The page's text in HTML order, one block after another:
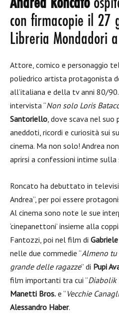
con firmacopie il 27
Libreria Mondadori
Attore, comico e personaggio
poliedrico artista protagonista
all’italiana e della tv anni 80/
intervista “Non solo Loris
Santoriello, dove scava nel
aneddoti, ricordi e curiosità sui
cinema. Ma non solo! Andrea
aprirsi a confessioni intime
Roncato ha debuttato in
Andrea”, per poi essere
Al cinema sono note le sue
‘cinepanettoni’ insieme alla
Fantozzi, poi nel film di
nelle due commedie “Almeno tu
grande delle ragazze” di Pupi
film importanti tra cui “Diabolik
Manetti Bros. e “Vecchie
Alessandro Haber.